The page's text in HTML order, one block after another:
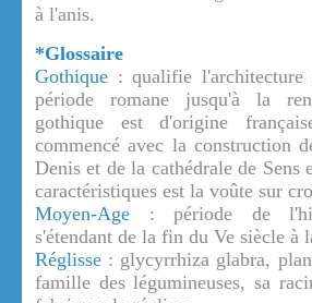
à l'anis.
*Glossaire
Gothique : qualifie l'architecture
période romane jusqu'à la
gothique est d'origine
commencé avec la construction
Denis et de la cathédrale de Sens
caractéristiques est la voûte sur
Moyen-Age : période de
s'étendant de la fin du Ve siècle à
Réglisse : glycyrrhiza glabra,
famille des légumineuses, sa